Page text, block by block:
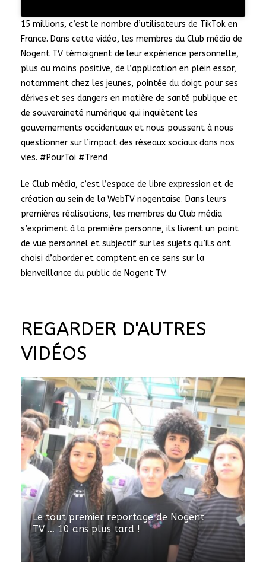
15 millions, c’est le nombre d’utilisateurs de TikTok en
France. Dans cette vidéo, les membres du Club média de
Nogent TV témoignent de leur expérience personnelle,
plus ou moins positive, de l’application en plein essor,
notamment chez les jeunes, pointée du doigt pour ses
dérives et ses dangers en matière de santé publique et
de souveraineté numérique qui inquiètent les
gouvernements occidentaux et nous poussent à nous
questionner sur l’impact des réseaux sociaux dans nos
vies. #PourToi #Trend
Le Club média, c’est l’espace de libre expression et de
création au sein de la WebTV nogentaise. Dans leurs
premières réalisations, les membres du Club média
s’expriment à la première personne, ils livrent un point
de vue personnel et subjectif sur les sujets qu’ils ont
choisi d’aborder et comptent en ce sens sur la
bienveillance du public de Nogent TV.
REGARDER D'AUTRES
VIDÉOS
Le tout premier reportage de Nogent
TV … 10 ans plus tard !